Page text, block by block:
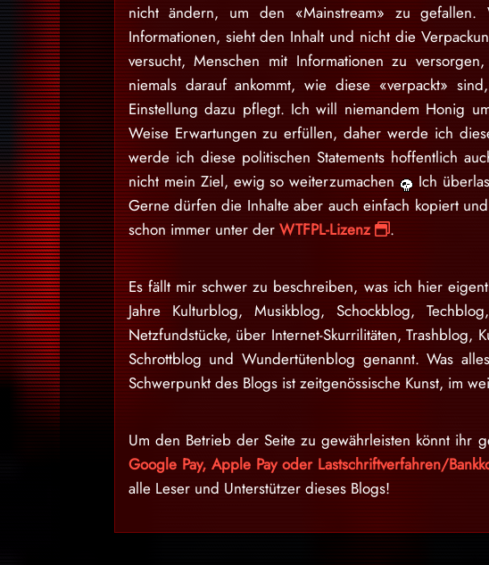
nicht ändern, um den «Mainstream» zu
Informationen, sieht den Inhalt und nicht die
versucht, Menschen mit Informationen zu
niemals darauf ankommt, wie diese «verpackt»
Einstellung dazu pflegt. Ich will niemandem Honig
Weise Erwartungen zu erfüllen, daher werde ich
werde ich diese politischen Statements hoffentlich
nicht mein Ziel, ewig so weiterzumachen
Ich
Gerne dürfen die Inhalte aber auch einfach kopiert
schon immer unter der WTFPL-Lizenz .
Es fällt mir schwer zu beschreiben, was ich hier
Jahre Kulturblog, Musikblog, Schockblog,
Netzfundstücke, über Internet-Skurrilitäten, Trashblog,
Schrottblog und Wundertütenblog genannt. Was
Schwerpunkt des Blogs ist zeitgenössische Kunst, im
Um den Betrieb der Seite zu gewährleisten könnt ihr
Google Pay, Apple Pay oder Lastschriftverfahren/
alle Leser und Unterstützer dieses Blogs!